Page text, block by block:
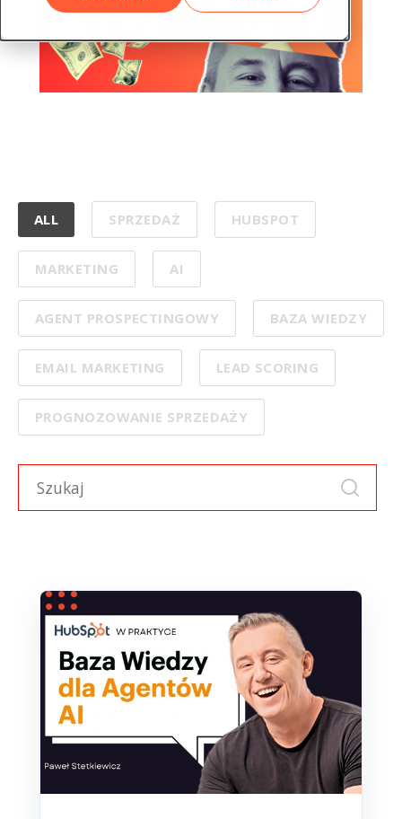
ALL SPRZEDAŻ HUBSPOT
MARKETING AI
AGENT PROSPECTINGOWY BAZA WIEDZY
EMAIL MARKETING LEAD SCORING
PROGNOZOWANIE SPRZEDAŻY